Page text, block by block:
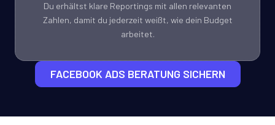
Du erhältst klare Reportings mit allen relevanten
Zahlen, damit du jederzeit weißt, wie dein Budget
arbeitet.
FACEBOOK ADS BERATUNG SICHERN